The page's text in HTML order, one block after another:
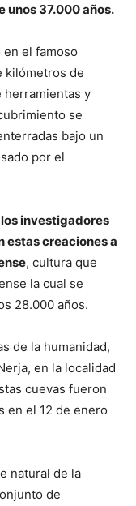
unos 37.000 años.
el famoso
kilómetros de
herramientas y
se
bajo un
por el
investigadores
estas creaciones a
, cultura que
la cual se
28.000 años.
de la humanidad,
en la localidad
cuevas fueron
en el 12 de enero
natural de la
de